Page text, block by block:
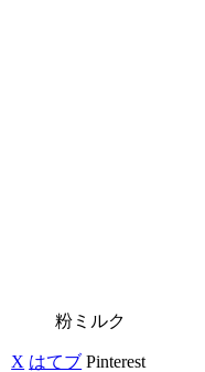
粉ミルク
X はてブ Pinterest